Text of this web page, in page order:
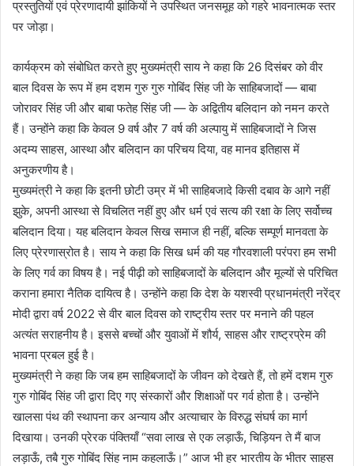
प्रस्तुतियों एवं प्रेरणादायी झांकियों ने उपस्थित जनसमूह को गहरे भावनात्मक स्तर
पर जोड़ा।
कार्यक्रम को संबोधित करते हुए मुख्यमंत्री साय ने कहा कि 26 दिसंबर को वीर
बाल दिवस के रूप में हम दशम गुरु गुरु गोबिंद सिंह जी के साहिबजादों — बाबा
जोरावर सिंह जी और बाबा फतेह सिंह जी — के अद्वितीय बलिदान को नमन करते
हैं। उन्होंने कहा कि केवल 9 वर्ष और 7 वर्ष की अल्पायु में साहिबजादों ने जिस
अदम्य साहस, आस्था और बलिदान का परिचय दिया, वह मानव इतिहास में
अनुकरणीय है।
मुख्यमंत्री ने कहा कि इतनी छोटी उम्र में भी साहिबजादे किसी दबाव के आगे नहीं
झुके, अपनी आस्था से विचलित नहीं हुए और धर्म एवं सत्य की रक्षा के लिए सर्वोच्च
बलिदान दिया। यह बलिदान केवल सिख समाज ही नहीं, बल्कि सम्पूर्ण मानवता के
लिए प्रेरणास्रोत है। साय ने कहा कि सिख धर्म की यह गौरवशाली परंपरा हम सभी
के लिए गर्व का विषय है। नई पीढ़ी को साहिबजादों के बलिदान और मूल्यों से परिचित
कराना हमारा नैतिक दायित्व है। उन्होंने कहा कि देश के यशस्वी प्रधानमंत्री नरेंद्र
मोदी द्वारा वर्ष 2022 से वीर बाल दिवस को राष्ट्रीय स्तर पर मनाने की पहल
अत्यंत सराहनीय है। इससे बच्चों और युवाओं में शौर्य, साहस और राष्ट्रप्रेम की
भावना प्रबल हुई है।
मुख्यमंत्री ने कहा कि जब हम साहिबजादों के जीवन को देखते हैं, तो हमें दशम गुरु
गुरु गोबिंद सिंह जी द्वारा दिए गए संस्कारों और शिक्षाओं पर गर्व होता है। उन्होंने
खालसा पंथ की स्थापना कर अन्याय और अत्याचार के विरुद्ध संघर्ष का मार्ग
दिखाया। उनकी प्रेरक पंक्तियाँ “सवा लाख से एक लड़ाऊँ, चिड़ियन ते मैं बाज
लड़ाऊँ, तबै गुरु गोबिंद सिंह नाम कहलाऊँ।” आज भी हर भारतीय के भीतर साहस